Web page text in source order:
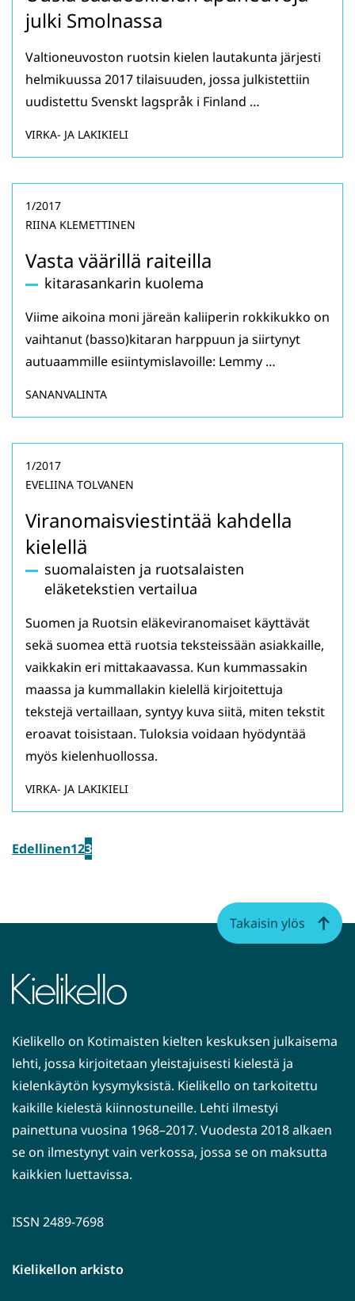
julki Smolnassa
Valtioneuvoston ruotsin kielen lautakunta järjesti
helmikuussa 2017 tilaisuuden, jossa julkistettiin
uudistettu Svenskt lagspråk i Finland …
VIRKA- JA LAKIKIELI
Vasta väärillä raiteilla
kitarasankarin kuolema
1/2017
RIINA KLEMETTINEN
Viime aikoina moni järeän kaliiperin rokkikukko on
vaihtanut (basso)kitaran harppuun ja siirtynyt
autuaammille esiintymislavoille: Lemmy …
SANANVALINTA
Viranomaisviestintää kahdella
kielellä
suomalaisten ja ruotsalaisten
eläketekstien vertailua
1/2017
EVELIINA TOLVANEN
Suomen ja Ruotsin eläkeviranomaiset käyttävät
sekä suomea että ruotsia teksteissään asiakkaille,
vaikkakin eri mittakaavassa. Kun kummassakin
maassa ja kummallakin kielellä kirjoitettuja
tekstejä vertaillaan, syntyy kuva siitä, miten tekstit
eroavat toisistaan. Tuloksia voidaan hyödyntää
myös kielenhuollossa.
VIRKA- JA LAKIKIELI
Edellinen123
Kielikello on Kotimaisten kielten keskuksen julkaisema
lehti, jossa kirjoitetaan yleistajuisesti kielestä ja
kielenkäytön kysymyksistä. Kielikello on tarkoitettu
kaikille kielestä kiinnostuneille. Lehti ilmestyi
painettuna vuosina 1968–2017. Vuodesta 2018 alkaen
se on ilmestynyt vain verkossa, jossa se on maksutta
kaikkien luettavissa.
ISSN 2489-7698
Kielikellon arkisto
Takaisin ylös